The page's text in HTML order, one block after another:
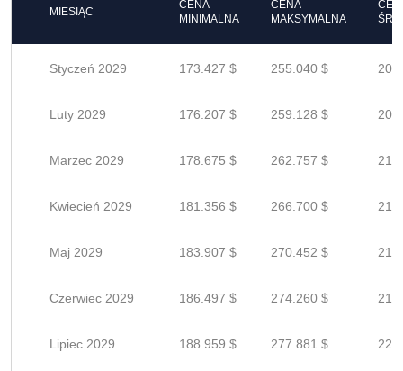
MIESIĄC
CENA
MINIMALNA
CENA
MAKSYMALNA
Styczeń 2029 173.427 $ 255.040 $
Luty 2029 176.207 $ 259.128 $
Marzec 2029 178.675 $ 262.757 $
Kwiecień 2029 181.356 $ 266.700 $
Maj 2029 183.907 $ 270.452 $
Czerwiec 2029 186.497 $ 274.260 $
Lipiec 2029 188.959 $ 277.881 $